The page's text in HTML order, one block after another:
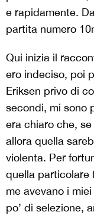
e rapidamente.
partita numero
Qui inizia il
ero indeciso, poi
Eriksen privo di
secondi, mi sono
era chiaro che,
allora quella
violenta. Per
quella particolare
me avevano i
po’ di selezione,